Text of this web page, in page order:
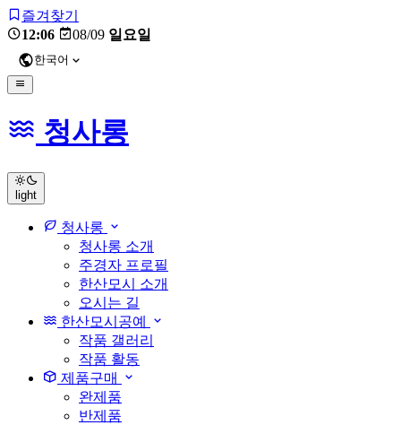
즐겨찾기
12:06
08/09 일요일
한국어
청사롱
light
청사롱
청사롱 소개
주경자 프로필
한산모시 소개
오시는 길
한산모시공예
작품 갤러리
작품 활동
제품구매
완제품
반제품